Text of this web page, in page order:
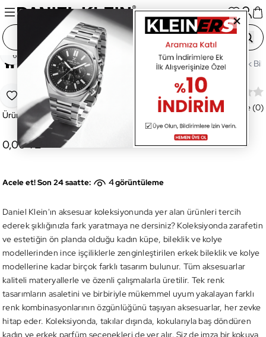
Ana Sayfa Aksesuar Bileklik DKJ.4.2153.1 Erkek
Favoriye Ekle
Paylaş
DKJ.4.2153.1 Erkek Bileklik
Ürün Kodu:DKJ.4.2153.1
Değerlendirme (0)
0,00 TL
Acele et! Son 24 saatte: 4görüntüleme
Daniel Klein'ın aksesuar koleksiyonunda yer alan ürünleri tercih
ederek şıklığınızla fark yaratmaya ne dersiniz? Koleksiyonda zarafetin
ve estetiğin ön planda olduğu kadın küpe, bileklik ve kolye
modellerinden ince işçiliklerle zenginleştirilen erkek bileklik ve kolye
modellerine kadar birçok farklı tasarım bulunur. Tüm aksesuarlar
kaliteli materyallerle ve özenli çalışmalarla üretilir. Tek renk
tasarımların asaletini ve birbiriyle mükemmel uyum yakalayan farklı
renk kombinasyonlarının özgünlüğünü taşıyan aksesuarlar, her zevke
hitap eder. Koleksiyonda, takılar dışında, kokularıyla baş döndüren
kadın ve erkek parfüm seçenekleri de yer alır. Siz de imza bir kokuya